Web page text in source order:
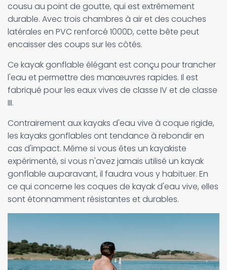
cousu au point de goutte, qui est extrêmement
durable. Avec trois chambres à air et des couches
latérales en PVC renforcé 1000D, cette bête peut
encaisser des coups sur les côtés.
Ce kayak gonflable élégant est conçu pour trancher
l'eau et permettre des manœuvres rapides. Il est
fabriqué pour les eaux vives de classe IV et de classe
III.
Contrairement aux kayaks d'eau vive à coque rigide,
les kayaks gonflables ont tendance à rebondir en
cas d'impact. Même si vous êtes un kayakiste
expérimenté, si vous n'avez jamais utilisé un kayak
gonflable auparavant, il faudra vous y habituer. En
ce qui concerne les coques de kayak d'eau vive, elles
sont étonnamment résistantes et durables.